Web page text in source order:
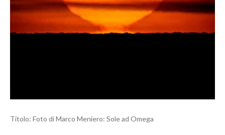
Titolo: Foto di Marco Meniero: Sole ad Omega